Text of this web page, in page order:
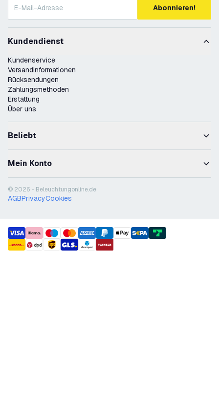
Abonnieren!
Kundendienst
Kundenservice
Versandinformationen
Rücksendungen
Zahlungsmethoden
Erstattung
Über uns
Beliebt
Mein Konto
© 2026 - Beleuchtungonline.de
AGBPrivacyCookies
payment methods
shipment methods